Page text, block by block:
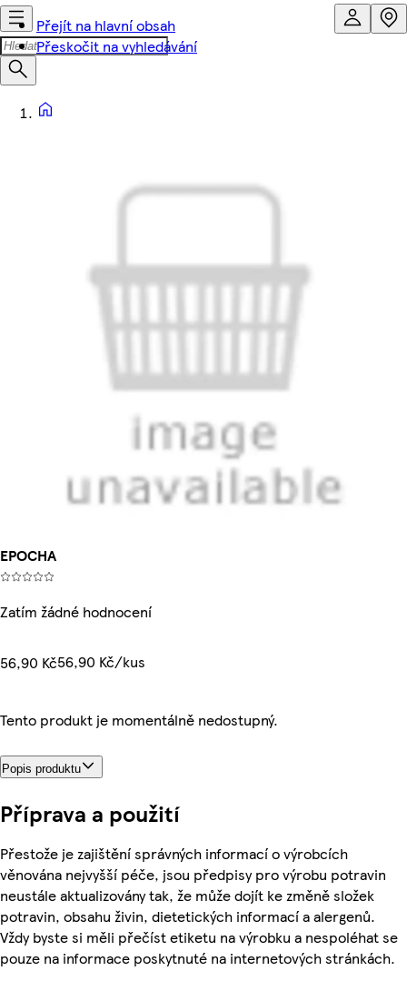
Přejít na hlavní obsah
Přeskočit na vyhledávání
EPOCHA
Zatím žádné hodnocení
56,90 Kč56,90 Kč/kus
Tento produkt je momentálně nedostupný.
Popis produktu
Příprava a použití
Přestože je zajištění správných informací o výrobcích
věnována nejvyšší péče, jsou předpisy pro výrobu potravin
neustále aktualizovány tak, že může dojít ke změně složek
potravin, obsahu živin, dietetických informací a alergenů.
Vždy byste si měli přečíst etiketu na výrobku a nespoléhat se
pouze na informace poskytnuté na internetových stránkách.